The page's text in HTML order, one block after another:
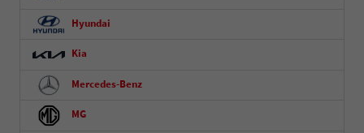
Hyundai
Kia
Mercedes-Benz
MG